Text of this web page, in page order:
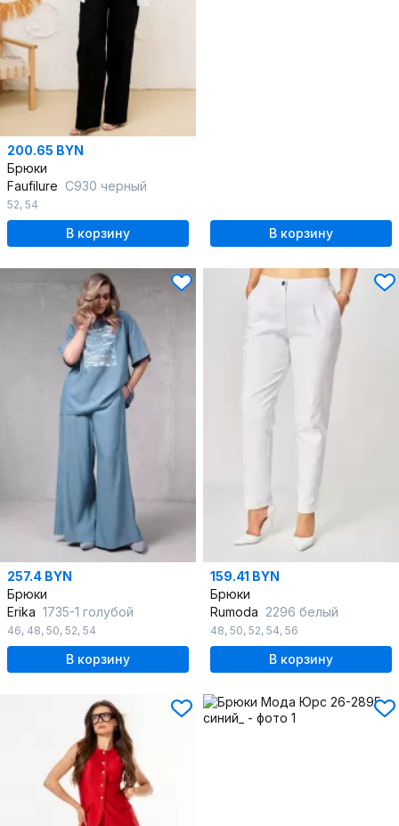
200.65 BYN
Брюки
Faufilure C930 черный
52, 54
В корзину В корзину
257.4 BYN
Брюки
Erika 1735-1 голубой
46, 48, 50, 52, 54
В корзину
159.41 BYN
Брюки
Rumoda 2296 белый
48, 50, 52, 54, 56
В корзину